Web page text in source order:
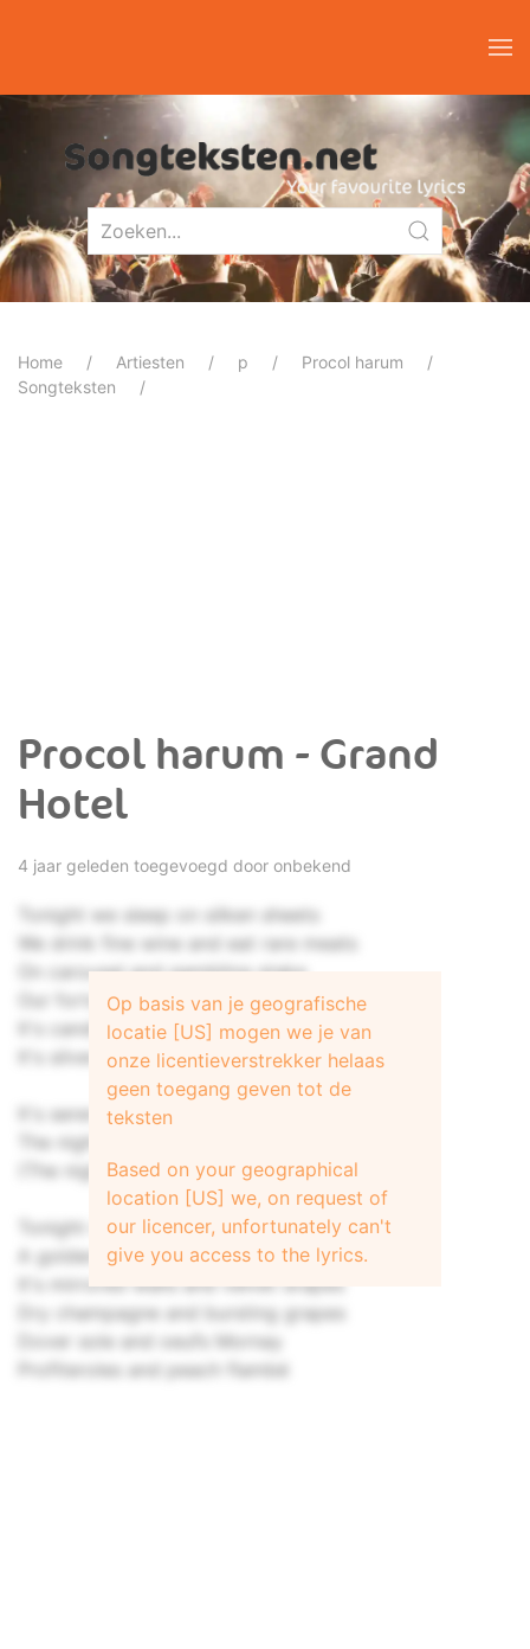
Home Artiesten p
Procol harum
Songteksten
Procol harum - Grand
Hotel
4 jaar geleden toegevoegd door onbekend
Tonight we sleep on silken sheets
We drink fine wine and eat rare meats
On carousel and gambling stake
Our fortunes speed and dissipate
It's candlelight and chandelier
It's silver plate and crystal clear
It's serenade and sarabande
The nights we stay at Hotel Grand
(The nights we stay at Hotel Grand)
Tonight we dine at Hotel Ritz
A golden dish with every wish
It's mirrored walls and velvet drapes
Dry champagne and bursting grapes
Dover sole and oeufs Mornay
Profiteroles and peach flambé
Op basis van je geografische
locatie [US] mogen we je van
onze licentieverstrekker helaas
geen toegang geven tot de
teksten
Based on your geographical
location [US] we, on request of
our licencer, unfortunately can't
give you access to the lyrics.